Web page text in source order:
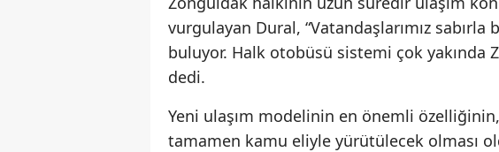
vurgulayan Dural, “Vatandaşlarımız sabırla
buluyor. Halk otobüsü sistemi çok yakında
dedi.
Yeni ulaşım modelinin en önemli
tamamen kamu eliyle yürütülecek olması